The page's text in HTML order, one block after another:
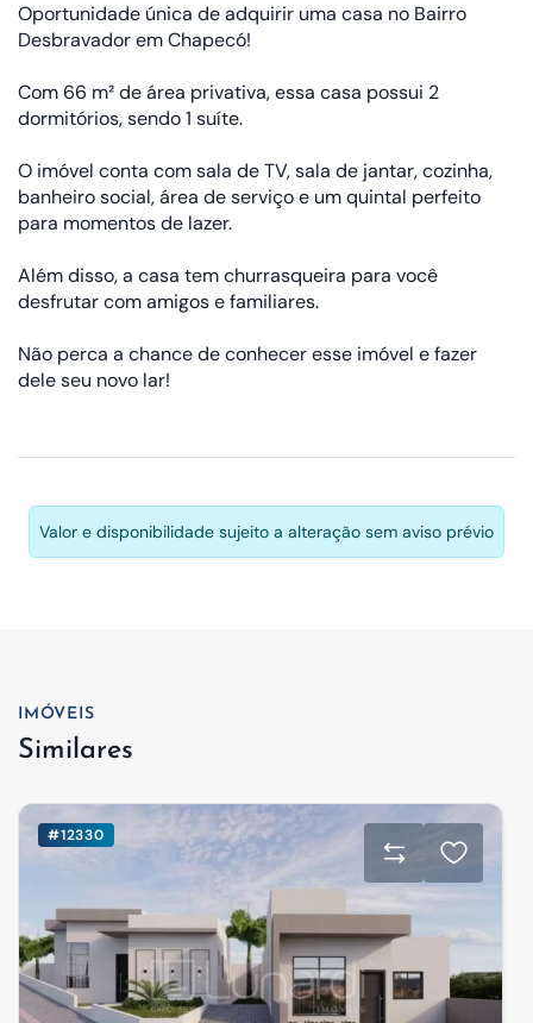
Oportunidade única de adquirir uma casa no Bairro
Desbravador em Chapecó!
Com 66 m² de área privativa, essa casa possui 2
dormitórios, sendo 1 suíte.
O imóvel conta com sala de TV, sala de jantar, cozinha,
banheiro social, área de serviço e um quintal perfeito
para momentos de lazer.
Além disso, a casa tem churrasqueira para você
desfrutar com amigos e familiares.
Não perca a chance de conhecer esse imóvel e fazer
dele seu novo lar!
Valor e disponibilidade sujeito a alteração sem aviso prévio
IMÓVEIS
Similares
#12330